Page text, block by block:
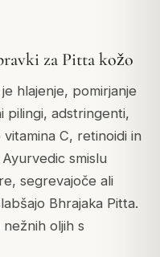
za Pitta kožo
hlajenje, pomirjanje
pilingi, adstringenti,
C, retinoidi in
smislu
segrevajoče ali
Bhrajaka Pitta.
oljih s